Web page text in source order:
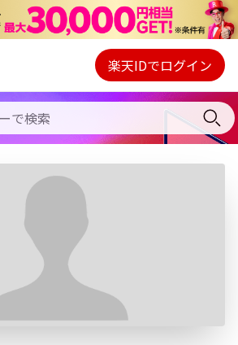
Webプレイヤー
ご契約内容の確認・変更
楽天IDでログイン